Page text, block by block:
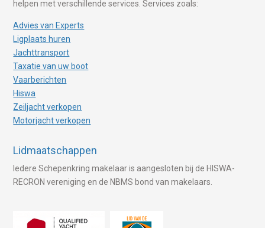
helpen met verschillende services. Services zoals:
Advies van Experts
Ligplaats huren
Jachttransport
Taxatie van uw boot
Vaarberichten
Hiswa
Zeiljacht verkopen
Motorjacht verkopen
Lidmaatschappen
Iedere Schepenkring makelaar is aangesloten bij de HISWA-
RECRON vereniging en de NBMS bond van makelaars.